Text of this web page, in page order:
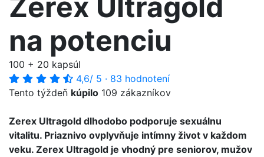
na potenciu
100 + 20 kapsúl
4,6/ 5 · 83 hodnotení
Tento týždeň kúpilo 109 zákazníkov
Zerex Ultragold dlhodobo podporuje sexuálnu
vitalitu. Priaznivo ovplyvňuje intímny život v každom
veku. Zerex Ultragold je vhodný pre seniorov, mužov